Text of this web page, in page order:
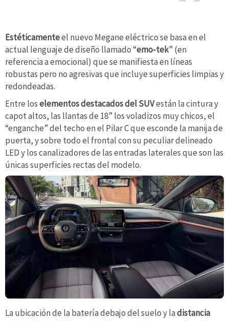
Estéticamenteel nuevo Megane eléctrico se basa en el
actual lenguaje de diseño llamado “emo-tek” (en
referencia a emocional) que se manifiesta en líneas
robustas pero no agresivas que incluye superficies limpias y
redondeadas.
Entre loselementos destacados del SUVestán la cintura y
capot altos, las llantas de 18” los voladizos muy chicos, el
“enganche” del techo en el Pilar C que esconde la manija de
puerta, y sobre todo el frontal con su peculiar delineado
LED y los canalizadores de las entradas laterales que son las
únicas superficies rectas del modelo.
La ubicación de la batería debajo del suelo y ladistancia